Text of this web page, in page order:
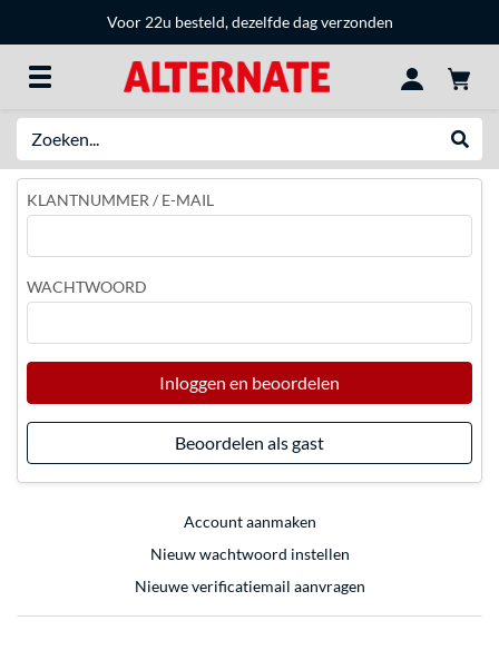
Voor 22u besteld, dezelfde dag verzonden
KLANTNUMMER / E-MAIL
WACHTWOORD
Inloggen en beoordelen
Beoordelen als gast
Account aanmaken
Nieuw wachtwoord instellen
Nieuwe verificatiemail aanvragen